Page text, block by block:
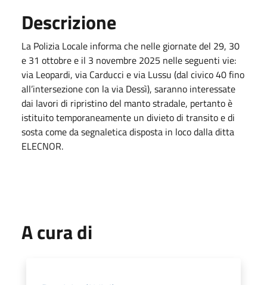
Descrizione
La Polizia Locale informa che nelle giornate del 29, 30
e 31 ottobre e il 3 novembre 2025 nelle seguenti vie:
via Leopardi, via Carducci e via Lussu (dal civico 40 fino
all’intersezione con la via Dessì), saranno interessate
dai lavori di ripristino del manto stradale, pertanto è
istituito temporaneamente un divieto di transito e di
sosta come da segnaletica disposta in loco dalla ditta
ELECNOR.
A cura di